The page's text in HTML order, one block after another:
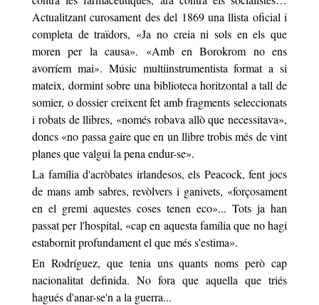
Actualitzant curosament des del 1869 una llista oficial i
completa de traïdors, «Ja no creia ni sols en els que
moren per la causa». «Amb en Borokrom no ens
avorríem mai». Músic multiinstrumentista format a si
mateix, dormint sobre una biblioteca horitzontal a tall de
somier, o dossier creixent fet amb fragments seleccionats
i robats de llibres, «només robava allò que necessitava»,
doncs «no passa gaire que en un llibre trobis més de vint
planes que valgui la pena endur-se».
La família d'acròbates irlandesos, els Peacock, fent jocs
de mans amb sabres, revòlvers i ganivets, «forçosament
en el gremi aquestes coses tenen eco»... Tots ja han
passat per l'hospital, «cap en aquesta família que no hagi
estabornit profundament el que més s'estima».
En Rodríguez, que tenia uns quants noms però cap
nacionalitat definida. No fora que aquella que triés
hagués d'anar-se'n a la guerra...